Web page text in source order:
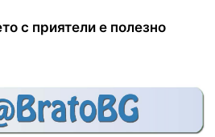
с приятели е полезно